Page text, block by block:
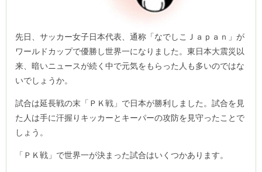
先日、サッカー女子日本代表、通称「なでしこＪａｐａｎ」が
ワールドカップで優勝し世界一になりました。東日本大震災以
来、暗いニュースが続く中で元気をもらった人も多いのではな
いでしょうか。
試合は延長戦の末「ＰＫ戦」で日本が勝利しました。試合を見
た人は手に汗握りキッカーとキーパーの攻防を見守ったことで
しょう。
「ＰＫ戦」で世界一が決まった試合はいくつかあります。